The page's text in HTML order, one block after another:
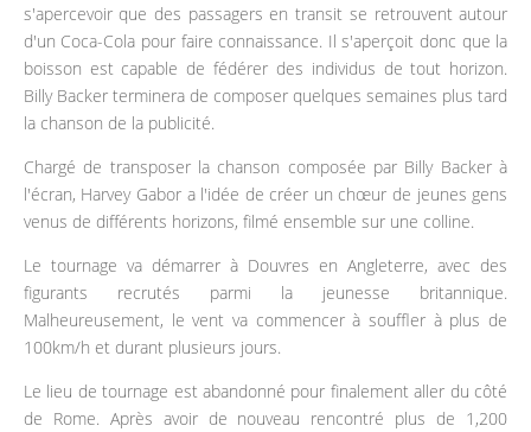
s'apercevoir que des passagers en transit se retrouvent autour
d'un Coca-Cola pour faire connaissance. Il s'aperçoit donc que la
boisson est capable de fédérer des individus de tout horizon.
Billy Backer terminera de composer quelques semaines plus tard
la chanson de la publicité.
Chargé de transposer la chanson composée par Billy Backer à
l'écran, Harvey Gabor a l'idée de créer un chœur de jeunes gens
venus de différents horizons, filmé ensemble sur une colline.
Le tournage va démarrer à Douvres en Angleterre, avec des
figurants recrutés parmi la jeunesse britannique.
Malheureusement, le vent va commencer à souffler à plus de
100km/h et durant plusieurs jours.
Le lieu de tournage est abandonné pour finalement aller du côté
de Rome. Après avoir de nouveau rencontré plus de 1,200